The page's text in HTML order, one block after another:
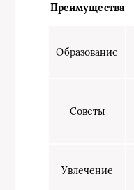
Преимущества
Образование
Советы
Увлечение